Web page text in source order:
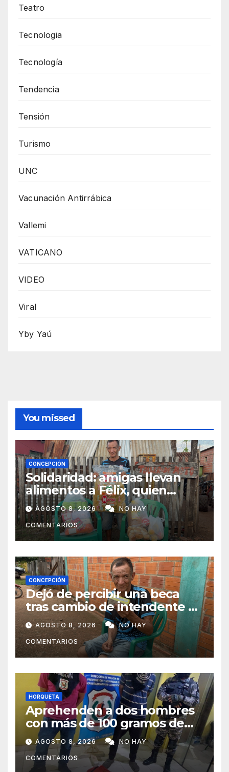
Teatro
Tecnologia
Tecnología
Tendencia
Tensión
Turismo
UNC
Vacunación Antirrábica
Vallemi
VATICANO
VIDEO
Viral
Yby Yaú
You missed
CONCEPCIÓN
Solidaridad: amigas llevan
alimentos a Félix, quien
ahora vende caramelos para
subsistir
AGOSTO 8, 2026 NO HAY
COMENTARIOS
CONCEPCIÓN
Dejó de percibir una beca
tras cambio de intendente y
ahora vende caramelos para
subsistir
AGOSTO 8, 2026 NO HAY
COMENTARIOS
HORQUETA
Aprehenden a dos hombres
con más de 100 gramos de
supuesta marihuana en
Horqueta
AGOSTO 8, 2026 NO HAY
COMENTARIOS